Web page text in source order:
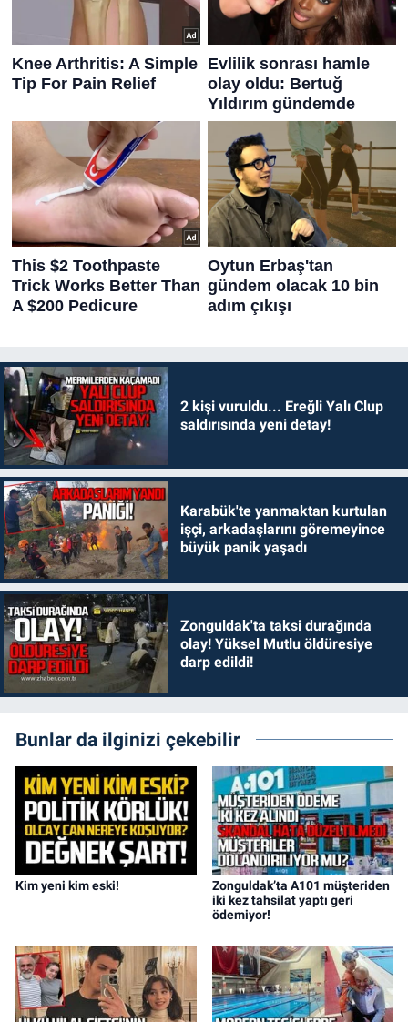
2 kişi vuruldu... Ereğli Yalı Clup
saldırısında yeni detay!
Karabük'te yanmaktan kurtulan
işçi, arkadaşlarını göremeyince
büyük panik yaşadı
Zonguldak'ta taksi durağında
olay! Yüksel Mutlu öldüresiye
darp edildi!
Bunlar da ilginizi çekebilir
Kim yeni kim eski!
Zonguldak’ta A101 müşteriden
iki kez tahsilat yaptı geri
ödemiyor!